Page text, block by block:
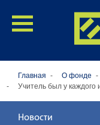
Главная О фонде
Учитель был у каждого
Новости